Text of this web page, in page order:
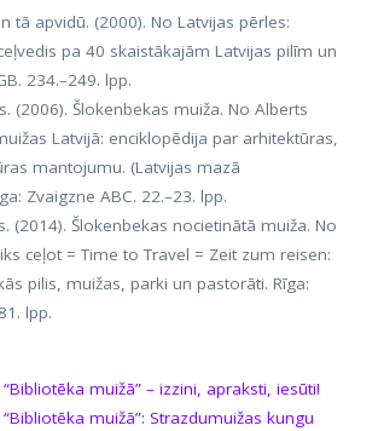
tā apvidū. (2000). No Latvijas pērles:
pa 40 skaistākajām Latvijas pilīm un
234.–249. lpp.
(2006). Šlokenbekas muiža. No Alberts
Latvijā: enciklopēdija par arhitektūras,
mantojumu. (Latvijas mazā
Zvaigzne ABC. 22.–23. lpp.
(2014). Šlokenbekas nocietinātā muiža. No
ceļot = Time to Travel = Zeit zum reisen:
pilis, muižas, parki un pastorāti. Rīga:
lpp.
muižā” – izzini, apraksti, iesūti!
muižā”: Strazdumuižas kungu